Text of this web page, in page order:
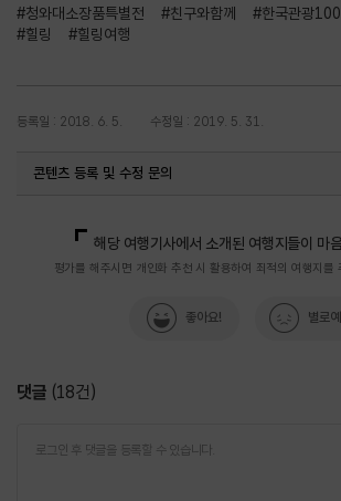
#청와대소장품특별전
#친구와함께 #한국관광
#힐링
#힐링여행
등록일 : 2018. 6. 5. 수정일 : 2019. 5. 31.
콘텐츠 등록 및 수정 문의
해당 여행기사에서 소개된 여행지들이 마
평가를 해주시면 개인화 추천 시 활용하여 최적의 여행지를
좋아요! 별로
댓글 (18건)